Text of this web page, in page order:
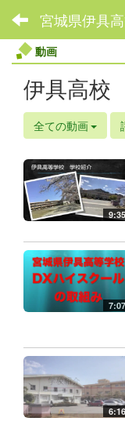
宮城県伊具
動画
伊具高
全ての動画
9:35
7:07
6:16